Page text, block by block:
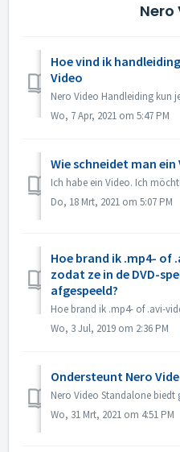
Nero
Hoe vind ik
Video
Wo, 7 Apr, 2021 om 5:47 PM
Wie schneidet man ein
Do, 18 Mrt, 2021 om 5:07 PM
Hoe brand ik .mp4- of
zodat ze in de DVD-
afgespeeld?
Wo, 3 Jul, 2019 om 2:36 PM
Ondersteunt Nero
Wo, 31 Mrt, 2021 om 4:51 PM